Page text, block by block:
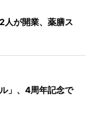
が開業、薬膳ス
」、4周年記念で